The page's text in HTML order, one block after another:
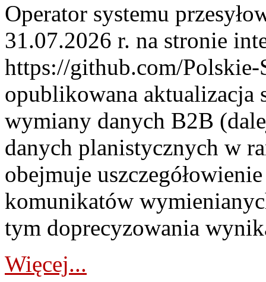
Operator systemu
31.07.2026 r. na stronie
https://github.com/Polskie-
opublikowana aktualizacja
wymiany danych B2B
danych planistycznych w
obejmuje
komunikatów
tym doprecyzowania
Więcej...